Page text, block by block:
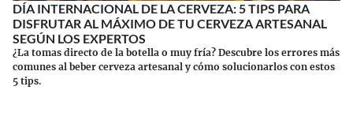
DÍA INTERNACIONAL DE LA CERVEZA: 5 TIPS PARA
DISFRUTAR AL MÁXIMO DE TU CERVEZA ARTESANAL
SEGÚN LOS EXPERTOS
¿La tomas directo de la botella o muy fría? Descubre los errores más
comunes al beber cerveza artesanal y cómo solucionarlos con estos
5 tips.